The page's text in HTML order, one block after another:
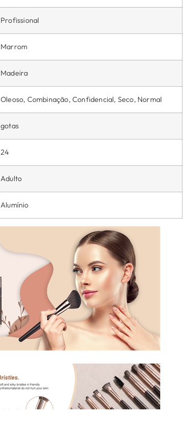
Profissional
Marrom
Madeira
Oleoso, Combinação, Confidencial, Seco, Normal
gotas
24
Adulto
Alumínio